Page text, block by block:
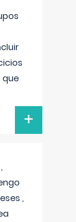
que
+
,